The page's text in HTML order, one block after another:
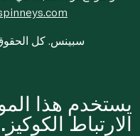
© 2020-2026 سبينس. كل
يستخدم هذا
الارتباط الكوكيز.